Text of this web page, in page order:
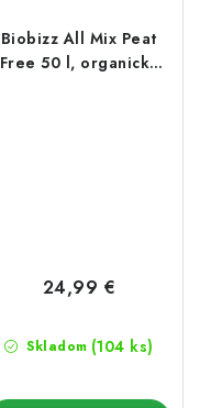
Biobizz All Mix Peat
Free 50 l, organický
Skladom (104 ks)
24,99 €